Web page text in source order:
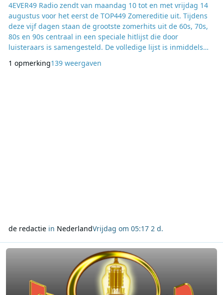
4EVER49 Radio zendt van maandag 10 tot en met vrijdag 14
augustus voor het eerst de TOP449 Zomereditie uit. Tijdens
deze vijf dagen staan de grootste zomerhits uit de 60s, 70s,
80s en 90s centraal in een speciale hitlijst die door
luisteraars is samengesteld. De volledige lijst is inmiddels
Luisteraars kunnen tot en met donderdag 13 augustus om
1 opmerking139 weergaven
de redactiein NederlandVrijdag om 05:17 2 d.
Lees meer over Extra Gold duikt terug naar 1966 met